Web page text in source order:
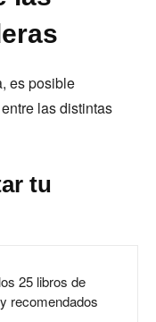
es posible
las distintas
tu
25 libros de
recomendados